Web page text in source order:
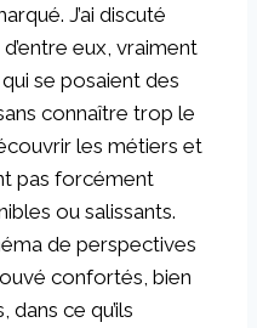
J’ai discuté
eux, vraiment
se posaient des
connaître trop le
les métiers et
pas forcément
ou salissants.
de perspectives
confortés, bien
dans ce qu’ils